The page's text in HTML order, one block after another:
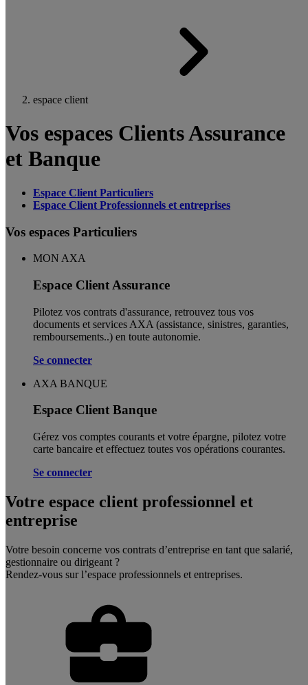
espace client
Vos espaces Clients Assurance
et Banque
Espace Client Particuliers
Espace Client Professionnels et entreprises
Vos espaces Particuliers
MON AXA
Espace Client Assurance
Pilotez vos contrats d'assurance, retrouvez tous vos
documents et services AXA (assistance, sinistres, garanties,
remboursements..) en toute autonomie. ​
Se connecter
AXA BANQUE
Espace Client Banque
Gérez vos comptes courants et votre épargne, pilotez votre
carte bancaire et effectuez toutes vos opérations courantes.
Se connecter
Votre espace client professionnel et
entreprise
Votre besoin concerne vos contrats d’entreprise en tant que salarié,
gestionnaire ou dirigeant ?
Rendez-vous sur l’espace professionnels et entreprises.